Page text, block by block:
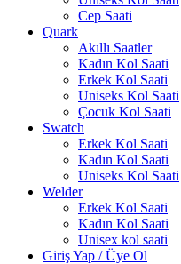
Cep Saati
Quark
Akıllı Saatler
Kadın Kol Saati
Erkek Kol Saati
Uniseks Kol Saati
Çocuk Kol Saati
Swatch
Erkek Kol Saati
Kadın Kol Saati
Uniseks Kol Saati
Welder
Erkek Kol Saati
Kadın Kol Saati
Unisex kol saati
Giriş Yap / Üye Ol